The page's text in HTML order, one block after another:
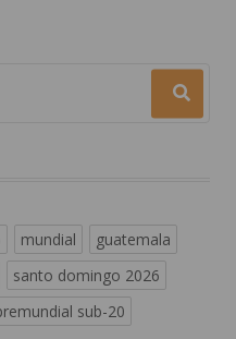
mundial
guatemala
santo domingo 2026
sub-20